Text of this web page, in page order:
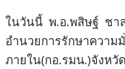
ในวันนี้ พ.อ.พสิษฐ์ ชาล
อำนวยการรักษาความ
ภายใน(กอ.รมน.)จังห